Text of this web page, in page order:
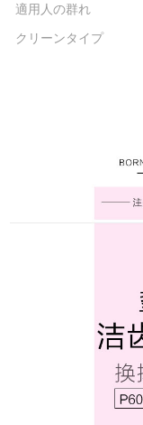
適用人の群れ
クリーンタイプ